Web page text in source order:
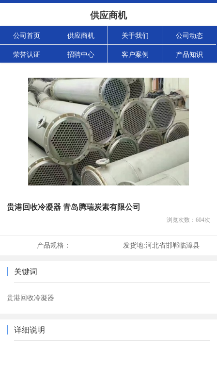
供应商机
公司首页 供应商机 关于我们 公司动态
荣誉认证 招聘中心 客户案例 产品知识
贵港回收冷凝器 青岛腾瑞炭素有限公司
浏览次数： 604次
产品规格： 发货地:河北省邯郸临漳县
关键词
贵港回收冷凝器
详细说明